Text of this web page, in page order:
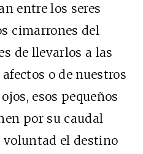
entre los seres
cimarrones del
de llevarlos a las
o de nuestros
esos pequeños
por su caudal
el destino